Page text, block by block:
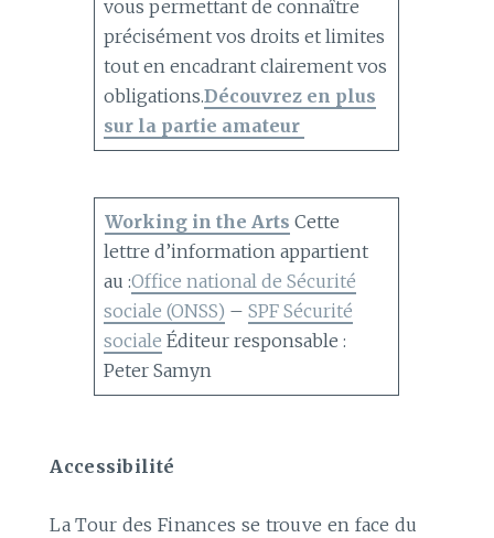
vous permettant de connaître
précisément vos droits et limites
tout en encadrant clairement vos
obligations.Découvrez en plus
sur la partie amateur
Working in the Arts Cette
lettre d’information appartient
au :Office national de Sécurité
sociale (ONSS) –SPF Sécurité
sociale Éditeur responsable :
Peter Samyn
Accessibilité
La Tour des Finances se trouve en face du